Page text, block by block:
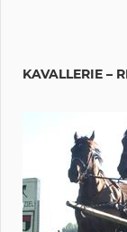
KAVALLERIE –